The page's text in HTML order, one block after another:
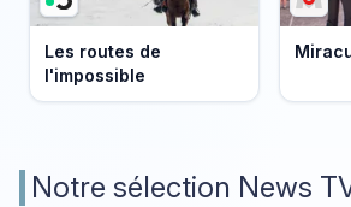
Les routes de
l'impossible
Notre sélection News